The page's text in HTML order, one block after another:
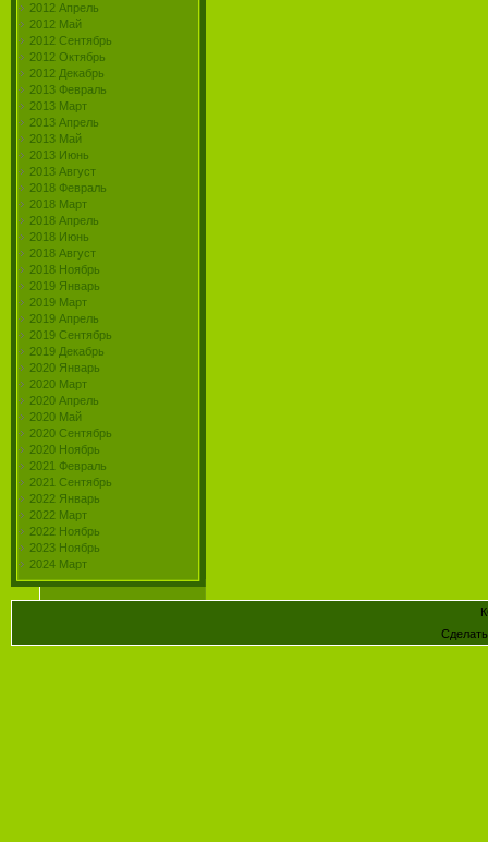
2012 Апрель
2012 Май
2012 Сентябрь
2012 Октябрь
2012 Декабрь
2013 Февраль
2013 Март
2013 Апрель
2013 Май
2013 Июнь
2013 Август
2018 Февраль
2018 Март
2018 Апрель
2018 Июнь
2018 Август
2018 Ноябрь
2019 Январь
2019 Март
2019 Апрель
2019 Сентябрь
2019 Декабрь
2020 Январь
2020 Март
2020 Апрель
2020 Май
2020 Сентябрь
2020 Ноябрь
2021 Февраль
2021 Сентябрь
2022 Январь
2022 Март
2022 Ноябрь
2023 Ноябрь
2024 Март